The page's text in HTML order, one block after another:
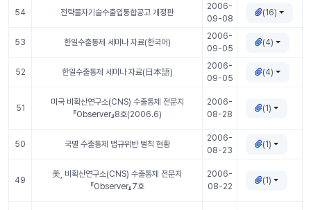
54 전략물자기술수출입통합공고 개정판
2006-
09-08
(16)
53 한일수출통제 세미나 자료(한국어)
2006-
09-05
(4)
52 한일수출통제 세미나 자료(日本語)
2006-
09-05
(4)
51
미국 비확산연구소(CNS) 수출통제 전문지
『Observer』8호(2006.6)
2006-
08-28
(1)
50 국별 수출통제 법규위반 벌칙 현황
2006-
08-23
(1)
49
美, 비확산연구소(CNS) 수출통제 전문지
『Observer』7호
2006-
08-22
(1)